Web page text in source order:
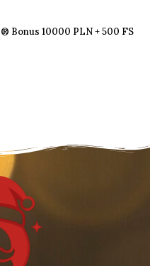
Bonus 10000 PLN + 500 FS